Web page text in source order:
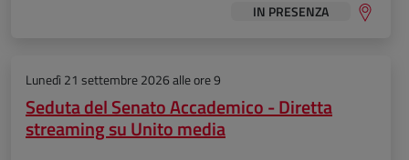
IN PRESENZA
Lunedì 21 settembre 2026 alle ore 9
Seduta del Senato Accademico - Diretta
streaming su Unito media